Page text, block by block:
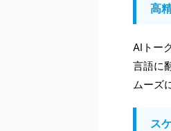
高
AIトー
言語に
ムーズ
ス